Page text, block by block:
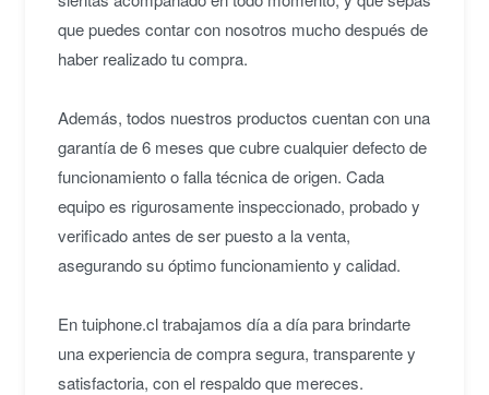
que puedes contar con nosotros mucho después de
haber realizado tu compra.
Además, todos nuestros productos cuentan con una
garantía de 6 meses que cubre cualquier defecto de
funcionamiento o falla técnica de origen. Cada
equipo es rigurosamente inspeccionado, probado y
verificado antes de ser puesto a la venta,
asegurando su óptimo funcionamiento y calidad.
En tuiphone.cl trabajamos día a día para brindarte
una experiencia de compra segura, transparente y
satisfactoria, con el respaldo que mereces.